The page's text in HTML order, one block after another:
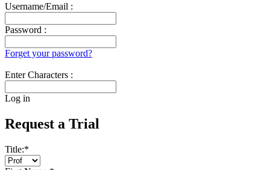
Username/Email :
Password :
Forget your password?
Enter Characters :
Log in
Request a Trial
Title:*